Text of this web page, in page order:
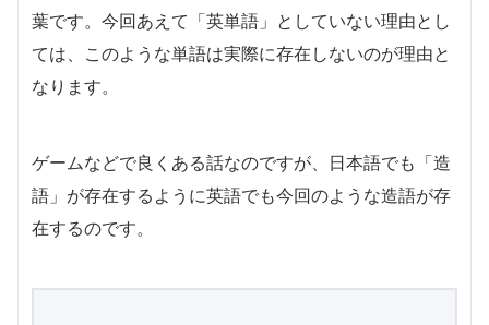
葉です。今回あえて「英単語」としていない理由とし
ては、このような単語は実際に存在しないのが理由と
なります。
ゲームなどで良くある話なのですが、日本語でも「造
語」が存在するように英語でも今回のような造語が存
在するのです。